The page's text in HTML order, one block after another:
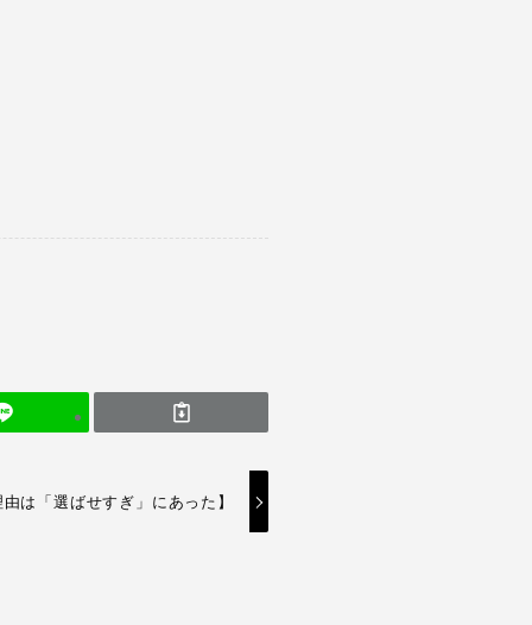
は「選ばせすぎ」にあった】